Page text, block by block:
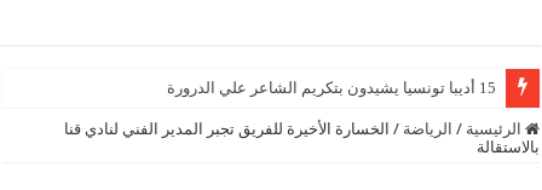
15 أديبا تونسيا يشيدون بتكريم الشاعر علي الدرورة
الرئيسية / الرياضة /
الخسارة الأخيرة للفريق تجبر المدير الفني لنادي قنا
بالاستقالة